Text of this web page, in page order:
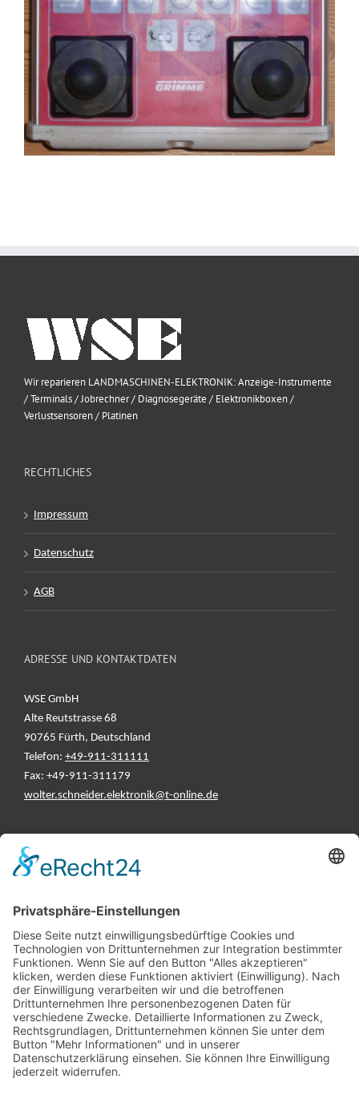
Wir reparieren LANDMASCHINEN-ELEKTRONIK: Anzeige-Instrumente
/ Terminals / Jobrechner / Diagnosegeräte / Elektronikboxen /
Verlustsensoren / Platinen
RECHTLICHES
Impressum
Datenschutz
AGB
ADRESSE UND KONTAKTDATEN
WSE GmbH
Alte Reutstrasse 68
90765 Fürth, Deutschland
Telefon: +49-911-311111
Fax: +49-911-311179
wolter.schneider.elektronik@t-online.de
INFORMATIONEN
Hersteller
Fehlerliste
Impressum
Datenschutzerklärung